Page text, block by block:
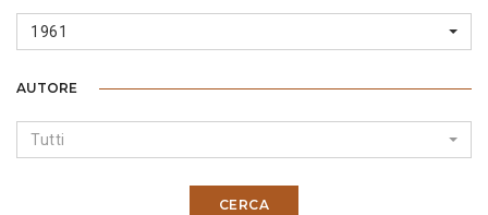
1961
AUTORE
Tutti
CERCA